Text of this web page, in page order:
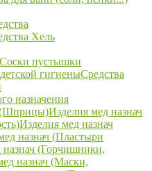
Хель
Соски пустышки
гигиеныСредства
назначения
(Шприцы)Изделия мед назнач
Изделия мед назнач
назнач (Пластыри
назнач (Горчишники,
назнач (Маски,